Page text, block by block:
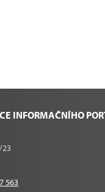
INFORMAČNÍHO
23
563